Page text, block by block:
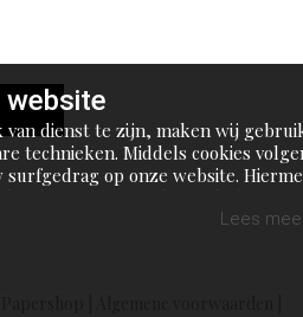
website
van dienst te zijn, maken wij
technieken. Middels cookies
op onze website.
Lees